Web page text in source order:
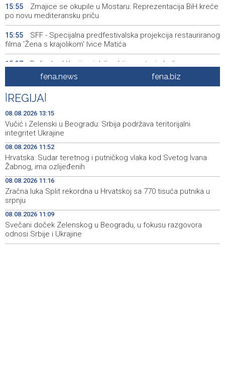
15:55
Zmajice se okupile u Mostaru: Reprezentacija BiH kreće
po novu mediteransku priču
15:55
SFF - Specijalna predfestivalska projekcija restauriranog
filma 'Žena s krajolikom' Ivice Matića
15:37
Požar kod Konjica i dalje aktivan, stanje bolje nego
15:27
Dokumentarac 'Bulevar Ivice Osima' osvojio nagradu na
City Festu u Niškoj Banji
15:09
Konjic ugostio 23 folklorna društva na 26.
Međunarodnom festivalu ‘Konjička sehara’
15:05
Vozači u HBŽ-u pozvani na oprez zbog divljih konja na
cestama
14:49
Bh. Muay Thai reprezentacija na Svjetskom prvenstvu u
najbrojnijem sastavu do sada (VIDEO)
14:30
jugu do 39 stepeni
fena.news fena.biz
REGIJA
08.08.2026 13:15
Vučić i Zelenski u Beogradu: Srbija podržava teritorijalni
integritet Ukrajine
08.08.2026 11:52
Hrvatska: Sudar teretnog i putničkog vlaka kod Svetog Ivana
Žabnog, ima ozlijeđenih
08.08.2026 11:16
Zračna luka Split rekordna u Hrvatskoj sa 770 tisuća putnika u
srpnju
08.08.2026 11:09
Svečani doček Zelenskog u Beogradu, u fokusu razgovora
odnosi Srbije i Ukrajine